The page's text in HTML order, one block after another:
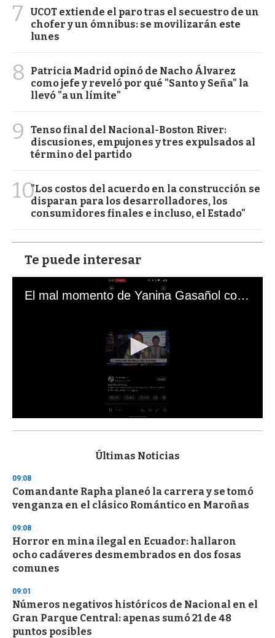
7
UCOT extiende el paro tras el secuestro de un
chofer y un ómnibus: se movilizarán este
lunes
8
Patricia Madrid opinó de Nacho Álvarez
como jefe y reveló por qué "Santo y Seña" la
llevó "a un límite"
9
Tenso final del Nacional-Boston River:
discusiones, empujones y tres expulsados al
término del partido
10"Los costos del acuerdo en la construcción se
disparan para los desarrolladores, los
consumidores finales e incluso, el Estado"
Te puede interesar
El mal momento de Yanina Gasañol con un hincha argentino en "Subrayado"
s
d
s
o
f
3
s
c
o
d
s
Últimas Noticias
09:08
Comandante Rapha planeó la carrera y se tomó
venganza en el clásico Romántico en Maroñas
09:08
Horror en mina ilegal en Ecuador: hallaron
ocho cadáveres desmembrados en dos fosas
comunes
09:01
Números negativos históricos de Nacional en el
Gran Parque Central: apenas sumó 21 de 48
puntos posibles